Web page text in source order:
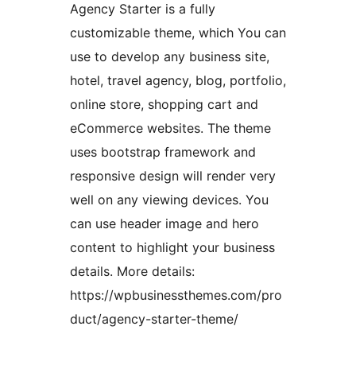
Agency Starter is a fully
customizable theme, which You can
use to develop any business site,
hotel, travel agency, blog, portfolio,
online store, shopping cart and
eCommerce websites. The theme
uses bootstrap framework and
responsive design will render very
well on any viewing devices. You
can use header image and hero
content to highlight your business
details. More details:
https://wpbusinessthemes.com/pro
duct/agency-starter-theme/